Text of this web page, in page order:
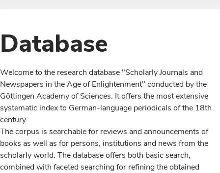
Database
Welcome to the research database "Scholarly Journals and
Newspapers in the Age of Enlightenment" conducted by the
Göttingen Academy of Sciences. It offers the most extensive
systematic index to German-language periodicals of the 18th
century.
The corpus is searchable for reviews and announcements of
books as well as for persons, institutions and news from the
scholarly world. The database offers both basic search,
combined with faceted searching for refining the obtained